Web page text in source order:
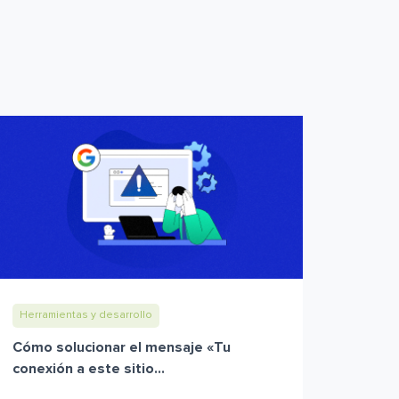
Herramientas y desarrollo
Cómo solucionar el mensaje «Tu
conexión a este sitio...